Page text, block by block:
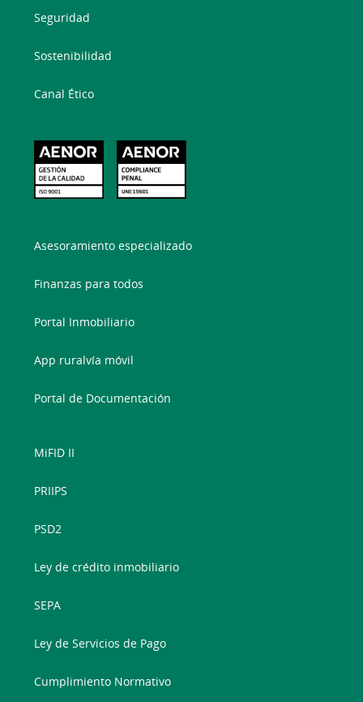
Seguridad
Sostenibilidad
Canal Ético
Asesoramiento especializado
Finanzas para todos
Portal Inmobiliario
App ruralvía móvil
Portal de Documentación
MiFID II
PRIIPS
PSD2
Ley de crédito inmobiliario
SEPA
Ley de Servicios de Pago
Cumplimiento Normativo